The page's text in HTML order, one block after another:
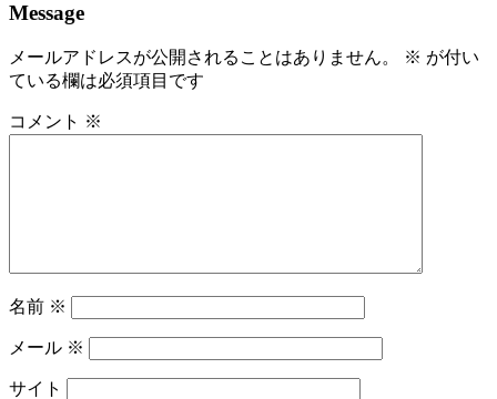
Message
メールアドレスが公開されることはありません。 ※ が付い
ている欄は必須項目です
コメント ※
名前 ※
メール ※
サイト